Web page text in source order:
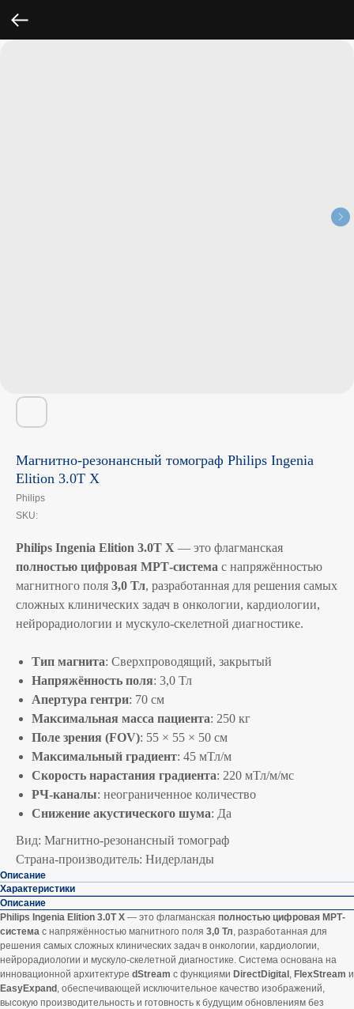
Магнитно-резонансный томограф Philips Ingenia
Elition 3.0T X
Philips
SKU:
Philips Ingenia Elition 3.0T X — это флагманская
полностью цифровая МРТ-система с напряжённостью
магнитного поля 3,0 Тл, разработанная для решения самых
сложных клинических задач в онкологии, кардиологии,
нейрорадиологии и мускуло-скелетной диагностике.
Тип магнита: Сверхпроводящий, закрытый
Напряжённость поля: 3,0 Тл
Апертура гентри: 70 см
Максимальная масса пациента: 250 кг
Поле зрения (FOV): 55 × 55 × 50 см
Максимальный градиент: 45 мТл/м
Скорость нарастания градиента: 220 мТл/м/мс
РЧ-каналы: неограниченное количество
Снижение акустического шума: Да
Вид: Магнитно-резонансный томограф
Страна-производитель: Нидерланды
Описание
Характеристики
Описание
Philips Ingenia Elition 3.0T X — это флагманская полностью цифровая МРТ-
система с напряжённостью магнитного поля 3,0 Тл, разработанная для
решения самых сложных клинических задач в онкологии, кардиологии,
нейрорадиологии и мускуло-скелетной диагностике. Система основана на
инновационной архитектуре dStream с функциями DirectDigital , FlexStream и
EasyExpand , обеспечивающей исключительное качество изображений,
высокую производительность и готовность к будущим обновлениям без